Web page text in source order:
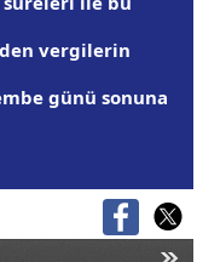
vergilerin
günü sonuna